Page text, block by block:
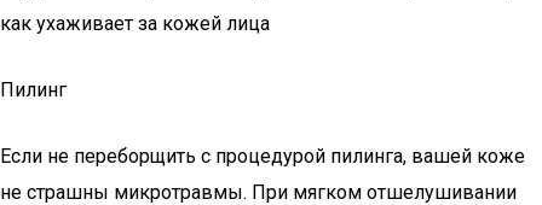
как ухаживает за кожей лица
Пилинг
Если не переборщить с процедурой пилинга, вашей коже
не страшны микротравмы. При мягком отшелушивании